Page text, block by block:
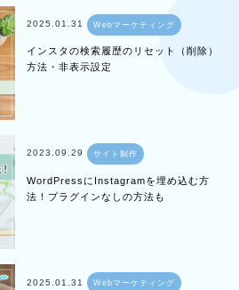
2025.01.31 Webマーケティング
インスタの検索履歴のリセット（削除）
方法・非表示設定
2023.09.29 サイト制作
WordPressにInstagramを埋め込む方
法！プラグインなしの方法も
2025.01.31 Webマーケティング